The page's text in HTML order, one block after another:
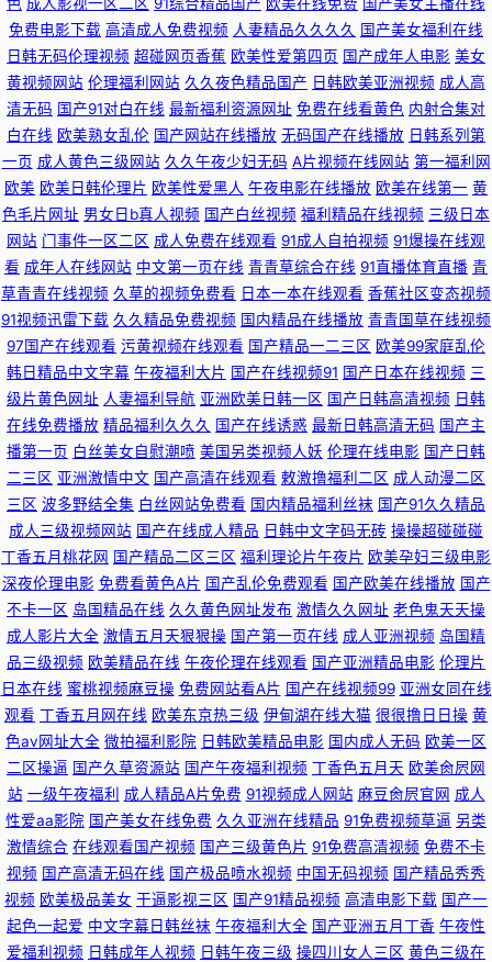
影网站色 精品丝袜 91AV大神 亚洲av资源在线网站 九一玖色 亚洲欧美日韩
国产精 久久VV 91次元成人APP 午夜理伦三级理论 精品久久噜噜噜噜 91传
媒下载 亚洲中文丝袜精品网 久久中国少妇 91伦理 亚洲人妻激情在线三级 精
东三级 91极品处女 亚洲成人资源在线 黄色网络入口处 亚洲欧美综合18 午夜
成人免费福利网站 精品国产一二区 91N在线WWW 亚洲三黄网站 精品无码视
频入口 91看淫黄大片 亚洲色青青草原网站 九1在线网页 97视屏在线观看 超
91偷拍视频在线观看 51国产精品 免费无码视频一二三 AV线上 国产av福利院
欧美日韩精品人妻久久 成人9118禁网站 精品9197九色超踫 欧美亚洲人成网
站 草莓视频在线看 午夜剧场1分钟体验区 亚洲欧美精品国产日韩 九一干逼
91黄色视频精品 在线岛国欧美 久久嫩草av ９1网站 91热爆偷拍综合视频 青
青在线视频免费播放 国产高清一级久久毛片 洗纹身对怀孕有影响吗 无码人
妻一区免费 黄色大全视频 中文字幕搜索新AV 无码高清三区 密桃传楳在线视
频 AV免费在线观看入口 九一国产视频一区 日韩久久一本一色 国产精品久久
日精品 51导航 午夜九一 久久淫九九av AV天堂资源网站 久久婷婷一级婬片
AAA 日本黄色大全 国产精品乱二区 色色综合az 色欲av网站 国产色免费 在
线观看免费版高清版 午夜影音在线资源站 九九热精品视频 91官网在线观看
亚洲天堂网日本免费 久久草在线国产 91麻豆蜜桃 51页精品 欧美极品视频 爱
免费电影下载 高清成人免费视频 人妻精品久久久久 国产美女福利在线
日韩无码伦理视频 超碰网页香蕉 欧美性爱第四页 国产成年人电影 美女
黄视频网站 伦理福利网站 久久夜色精品国产 日韩欧美亚洲视频 成人高
清无码 国产91对白在线 最新福利资源网址 免费在线看黄色 内射合集对
白在线 欧美熟女乱伦 国产网站在线播放 无码国产在线播放 日韩系列第
一页 成人黄色三级网站 久久午夜少妇无码 A片视频在线网站 第一福利网
欧美 欧美日韩伦理片 欧美性爱黑人 午夜电影在线播放 欧美在线第一 黄
色毛片网址 男女日b真人视频 国产白丝视频 福利精品在线视频 三级日本
网站 门事件一区二区 成人免费在线观看 91成人自拍视频 91爆操在线观
看 成年人在线网站 中文第一页在线 青青草综合在线 91直播体育直播 青
草青青在线视频 久草的视频免费看 日本一本在线观看 香蕉社区变态视频
91视频迅雷下载 久久精品免费视频 国内精品在线播放 青青国草在线视频
97国产在线观看 污黄视频在线观看 国产精品一二三区 欧美99家庭乱伦
韩日精品中文字幕 午夜福利大片 国产在线视频91 国产日本在线视频 三
级片黄色网址 人妻福利导航 亚洲欧美日韩一区 国产日韩高清视频 日韩
在线免费播放 精品福利久久久 国产在线诱惑 最新日韩高清无码 国产主
播第一页 白丝美女自慰潮喷 美国另类视频人妖 伦理在线电影 国产日韩
二三区 亚洲激情中文 国产高清在线观看 敕激撸福利二区 成人动漫二区
三区 波多野结全集 白丝网站免费看 国内精品福利丝袜 国产91久久精品
成人三级视频网站 国产在线成人精品 日韩中文字码无砖 操操超碰碰碰
丁香五月桃花网 国产精品二区三区 福利理论片午夜片 欧美孕妇三级电影
深夜伦理电影 免费看黄色A片 国产乱伦免费观看 国产欧美在线播放 国产
不卡一区 岛国精品在线 久久黄色网址发布 激情久久网址 老色鬼天天操
成人影片大全 激情五月天狠狠操 国产第一页在线 成人亚洲视频 岛国精
品三级视频 欧美精品在线 午夜伦理在线观看 国产亚洲精品电影 伦理片
日本在线 蜜桃视频麻豆操 免费网站看A片 国产在线视频99 亚洲女同在线
观看 丁香五月网在线 欧美东京热三级 伊甸湖在线大猫 很很撸日日操 黄
色av网址大全 微拍福利影院 日韩欧美精品电影 国内成人无码 欧美一区
二区操逼 国产久草资源站 国产午夜福利视频 丁香色五月天 欧美肏屄网
站 一级午夜福利 成人精品A片免费 91视频成人网站 麻豆肏屄官网 成人
性爱aa影院 国产美女在线免费 久久亚洲在线精品 91免费视频草逼 另类
激情综合 在线观看国产视频 国产三级黄色片 91免费高清视频 免费不卡
视频 国产高清无码在线 国产极品喷水视频 中国无码视频 国产精品秀秀
视频 欧美极品美女 干逼影视三区 国产91精品视频 高清电影下载 国产一
起色一起爱 中文字幕日韩丝袜 午夜福利大全 国产亚洲五月丁香 午夜性
爱福利视频 日韩成年人视频 日韩午夜三级 操四川女人三区 黄色三级在